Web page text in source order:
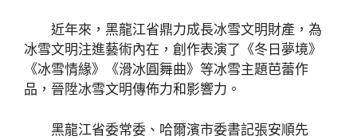
近年來，黑龍江省鼎力成長冰雪文明財產，為
冰雪文明注進藝術內在，創作表演了《冬日夢境》
《冰雪情緣》《滑冰圓舞曲》等冰雪主題芭蕾作
品，晉陞冰雪文明傳佈力和影響力。
黑龍江省委常委、哈爾濱市委書記張安順先